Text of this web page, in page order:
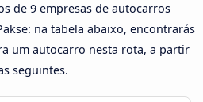
de 9 empresas de autocarros
na tabela abaixo, encontrarás
um autocarro nesta rota, a partir
seguintes.